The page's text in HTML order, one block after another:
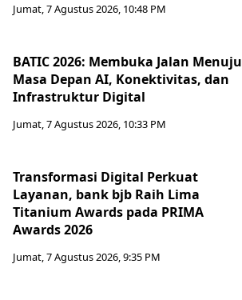
Jumat, 7 Agustus 2026, 10:48 PM
BATIC 2026: Membuka Jalan Menuju
Masa Depan AI, Konektivitas, dan
Infrastruktur Digital
Jumat, 7 Agustus 2026, 10:33 PM
Transformasi Digital Perkuat
Layanan, bank bjb Raih Lima
Titanium Awards pada PRIMA
Awards 2026
Jumat, 7 Agustus 2026, 9:35 PM